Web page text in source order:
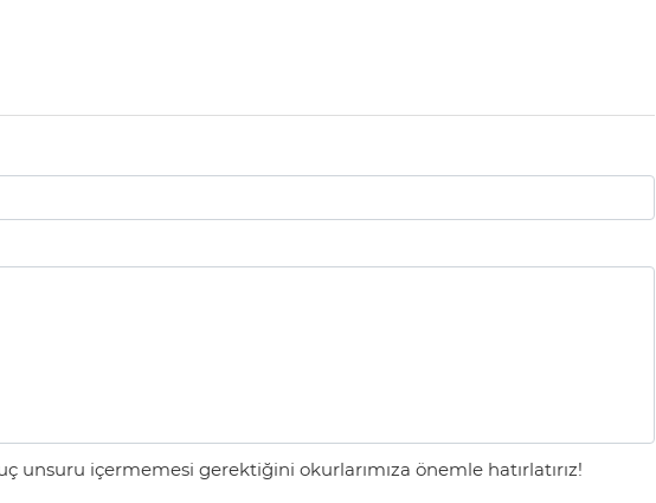
unsuru içermemesi gerektiğini okurlarımıza önemle hatırlatırız!